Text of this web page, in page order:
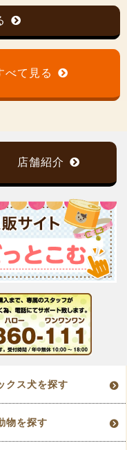
べて見る
店舗紹介
クス犬を探す
物を探す